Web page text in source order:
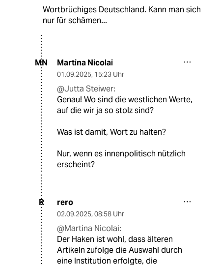
Wortbrüchiges Deutschland. Kann man sich
nur für schämen...
MN Martina Nicolai
01.09.2025, 15:23 Uhr
@Jutta Steiwer:
Genau! Wo sind die westlichen Werte,
auf die wir ja so stolz sind?
Was ist damit, Wort zu halten?
Nur, wenn es innenpolitisch nützlich
erscheint?
R rero
02.09.2025, 08:58 Uhr
@Martina Nicolai:
Der Haken ist wohl, dass älteren
Artikeln zufolge die Auswahl durch
eine Institution erfolgte, die